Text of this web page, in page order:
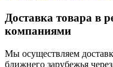
Доставка товара в
компаниями
Мы осуществляем
ближнего зарубежья